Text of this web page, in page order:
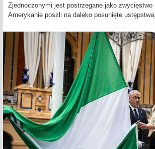
Zjednoczonymi jest postrzegane jako zwycięstwo
Amerykanie poszli na daleko posunięte ustępstwa,